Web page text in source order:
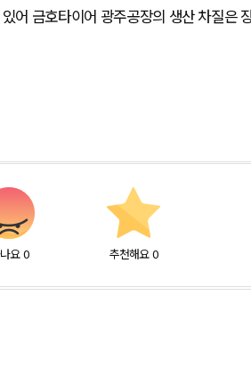
어 금호타이어 광주공장의 생산 차질은
요 0 추천해요 0